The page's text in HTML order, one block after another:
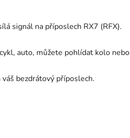
signál na příposlech RX7 (RFX).
auto, můžete pohlídat kolo nebo
bezdrátový příposlech.